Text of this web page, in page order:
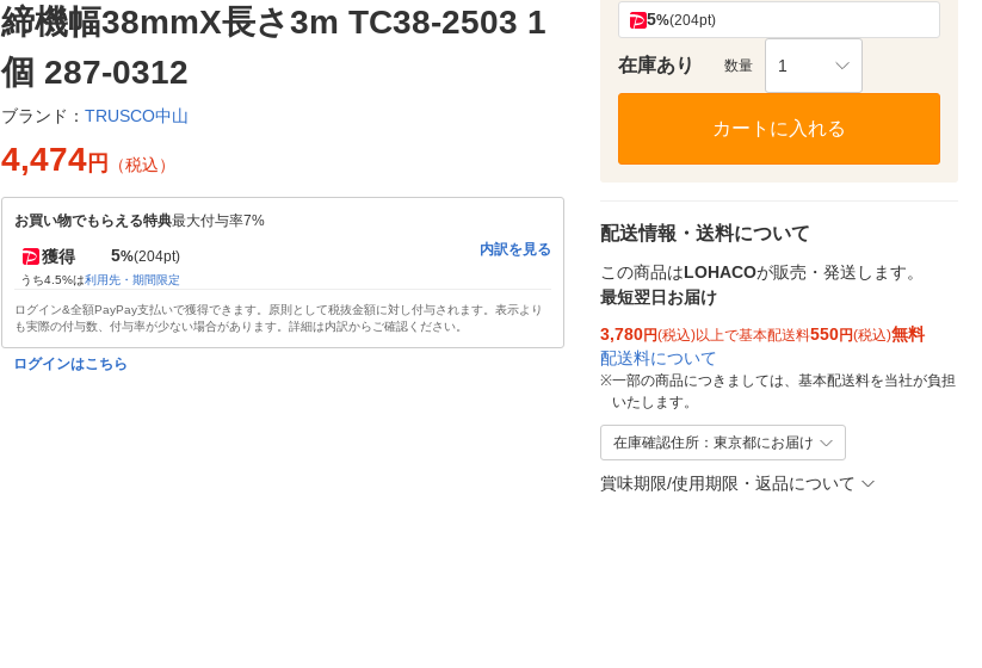
締機幅38mmX長さ3m TC38-2503 1
個 287-0312
ブランド： TRUSCO中山
4,474 円 （税込）
お買い物でもらえる特典最大付与率7%
獲得 5%(204pt)
うち4.5%は利用先・期間限定
内訳を見る
ログイン&全額PayPay支払いで獲得できます。原則として税抜金額に対し付与されます。表示より
も実際の付与数、付与率が少ない場合があります。詳細は内訳からご確認ください。
ログインはこちら
5%(204pt)
在庫あり 数量 1
カートに入れる
配送情報・送料について
この商品はLOHACOが販売・発送します。
最短翌日お届け
3,780円(税込)以上で基本配送料550円(税込)無料
配送料について
※一部の商品につきましては、基本配送料を当社が負担
いたします。
在庫確認住所：東京都にお届け
賞味期限/使用期限・返品について